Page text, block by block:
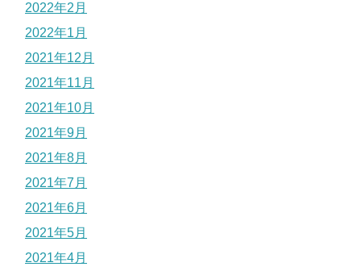
2022年2月
2022年1月
2021年12月
2021年11月
2021年10月
2021年9月
2021年8月
2021年7月
2021年6月
2021年5月
2021年4月